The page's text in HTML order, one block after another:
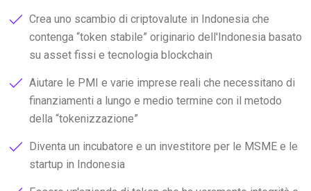
Crea uno scambio di criptovalute in Indonesia che
contenga token stabile originario dell'Indonesia basato
su asset fissi e tecnologia blockchain
Aiutare le PMI e varie imprese reali che necessitano di
finanziamenti a lungo e medio termine con il metodo
della tokenizzazione
Diventa un incubatore e un investitore per le MSME e le
startup in Indonesia